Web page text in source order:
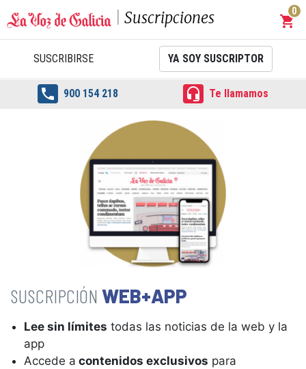
Suscripciones shopping_cart
0
SUSCRIBIRSE YA SOY SUSCRIPTOR
 900 154 218  Te llamamos
WEB+APP
Lee sin límites todas las noticias de la web y la
app
Accede a contenidos exclusivos para